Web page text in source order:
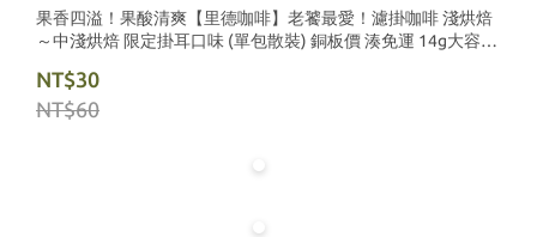
果香四溢！果酸清爽【里德咖啡】老饕最愛！濾掛咖啡 淺烘焙
～中淺烘焙 限定掛耳口味 (單包散裝) 銅板價 湊免運 14g大容量
NT$30
NT$60